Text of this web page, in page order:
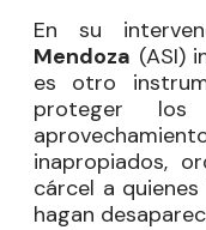
En su
Mendoza (ASI)
es otro
proteger los
inapropiados,
cárcel a
hagan